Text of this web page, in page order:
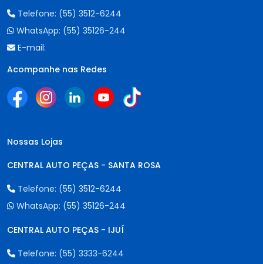
Telefone: (55) 3512-6244
WhatsApp: (55) 35126-244
E-mail:
Acompanhe nas Redes
Nossas Lojas
CENTRAL AUTO PEÇAS - SANTA ROSA
Telefone: (55) 3512-6244
WhatsApp: (55) 35126-244
CENTRAL AUTO PEÇAS - IJUÍ
Telefone: (55) 3333-6244